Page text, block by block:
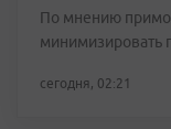
По мнению
минимизировать
сегодня, 02:21